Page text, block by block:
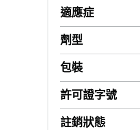
適應症
劑型
包裝
許可證字號
註銷狀態